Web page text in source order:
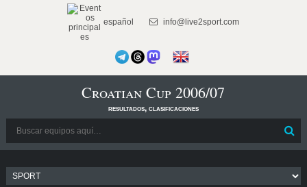
español info@live2sport.com
Croatian Cup 2006/07
resultados, clasificaciones